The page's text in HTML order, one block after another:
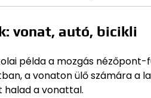
vonat, autó, bicikli
példa a mozgás
a vonaton ülő számára a
halad a vonattal.